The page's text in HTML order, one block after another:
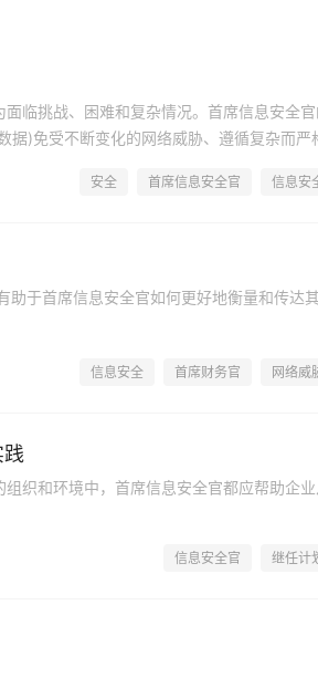
临挑战、困难和复杂情况。首席信息安全
据)免受不断变化的网络威胁、遵循复杂而严
安全 首席信息安全官 信息安
助于首席信息安全官如何更好地衡量和传达
信息安全 首席财务官 网络威
践
织和环境中，首席信息安全官都应帮助企
信息安全官 继任计